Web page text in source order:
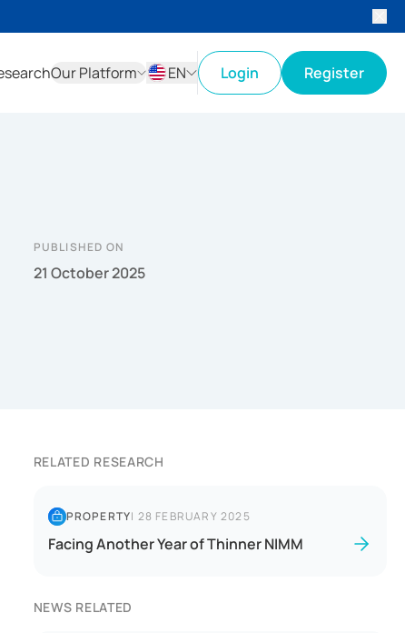
Our Platform
EN
Login Register
PUBLISHED ON
21 October 2025
RELATED RESEARCH
PROPERTY| 28 FEBRUARY 2025
Facing Another Year of Thinner NIMM
NEWS RELATED